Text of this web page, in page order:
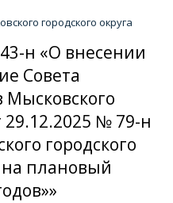
городского округа
н «О внесении
Совета
Мысковского
29.12.2025 № 79-н
городского
на плановый